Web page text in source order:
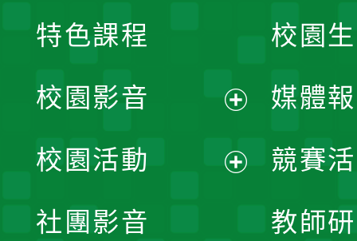
校園
媒體
競賽
教師
特色課程
校園影音
開
校園活動
社團影音